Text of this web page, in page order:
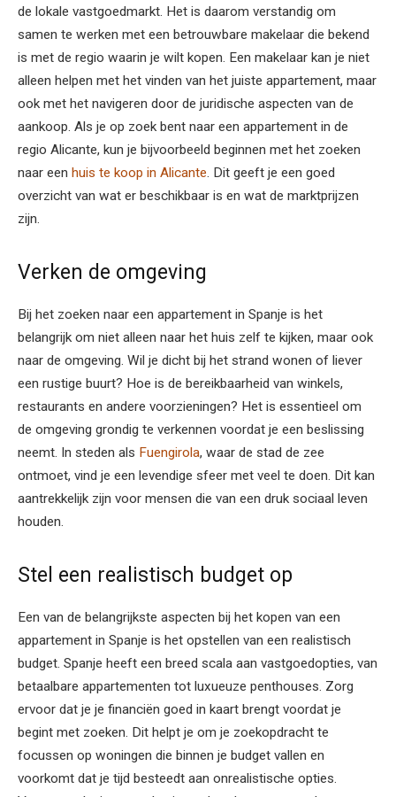
de lokale vastgoedmarkt. Het is daarom verstandig om
samen te werken met een betrouwbare makelaar die bekend
is met de regio waarin je wilt kopen. Een makelaar kan je niet
alleen helpen met het vinden van het juiste appartement, maar
ook met het navigeren door de juridische aspecten van de
aankoop. Als je op zoek bent naar een appartement in de
regio Alicante, kun je bijvoorbeeld beginnen met het zoeken
naar een huis te koop in Alicante. Dit geeft je een goed
overzicht van wat er beschikbaar is en wat de marktprijzen
zijn.
Verken de omgeving
Bij het zoeken naar een appartement in Spanje is het
belangrijk om niet alleen naar het huis zelf te kijken, maar ook
naar de omgeving. Wil je dicht bij het strand wonen of liever
een rustige buurt? Hoe is de bereikbaarheid van winkels,
restaurants en andere voorzieningen? Het is essentieel om
de omgeving grondig te verkennen voordat je een beslissing
neemt. In steden als Fuengirola, waar de stad de zee
ontmoet, vind je een levendige sfeer met veel te doen. Dit kan
aantrekkelijk zijn voor mensen die van een druk sociaal leven
houden.
Stel een realistisch budget op
Een van de belangrijkste aspecten bij het kopen van een
appartement in Spanje is het opstellen van een realistisch
budget. Spanje heeft een breed scala aan vastgoedopties, van
betaalbare appartementen tot luxueuze penthouses. Zorg
ervoor dat je je financiën goed in kaart brengt voordat je
begint met zoeken. Dit helpt je om je zoekopdracht te
focussen op woningen die binnen je budget vallen en
voorkomt dat je tijd besteedt aan onrealistische opties.